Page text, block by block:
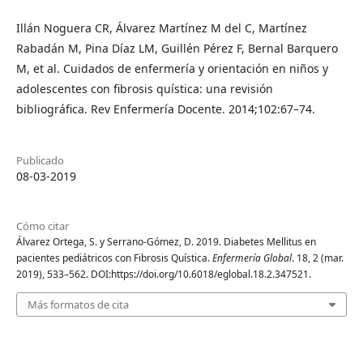
Illán Noguera CR, Álvarez Martínez M del C, Martínez
Rabadán M, Pina Díaz LM, Guillén Pérez F, Bernal Barquero
M, et al. Cuidados de enfermería y orientación en niños y
adolescentes con fibrosis quística: una revisión
bibliográfica. Rev Enfermería Docente. 2014;102:67–74.
Publicado
08-03-2019
Cómo citar
Álvarez Ortega, S. y Serrano-Gómez, D. 2019. Diabetes Mellitus en
pacientes pediátricos con Fibrosis Quística.Enfermería Global. 18, 2 (mar.
2019), 533–562. DOI:https://doi.org/10.6018/eglobal.18.2.347521.
Más formatos de cita